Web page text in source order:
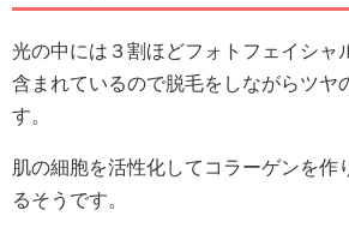
光の中には３割ほどフォトフェイシャ
含まれているので脱毛をしながらツヤ
す。
肌の細胞を活性化してコラーゲンを作
るそうです。